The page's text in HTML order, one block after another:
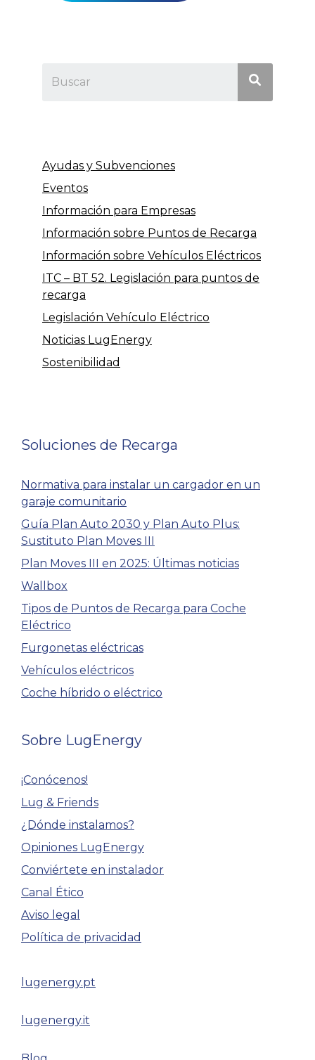
Ayudas y Subvenciones
Eventos
Información para Empresas
Información sobre Puntos de Recarga
Información sobre Vehículos Eléctricos
ITC – BT 52. Legislación para puntos de
recarga
Legislación Vehículo Eléctrico
Noticias LugEnergy
Sostenibilidad
Soluciones de Recarga
Normativa para instalar un cargador en un
garaje comunitario
Guía Plan Auto 2030 y Plan Auto Plus:
Sustituto Plan Moves III
Plan Moves III en 2025: Últimas noticias
Wallbox
Tipos de Puntos de Recarga para Coche
Eléctrico
Furgonetas eléctricas
Vehículos eléctricos
Coche híbrido o eléctrico
Sobre LugEnergy
¡Conócenos!
Lug & Friends
¿Dónde instalamos?
Opiniones LugEnergy
Conviértete en instalador
Canal Ético
Aviso legal
Política de privacidad
lugenergy.pt
lugenergy.it